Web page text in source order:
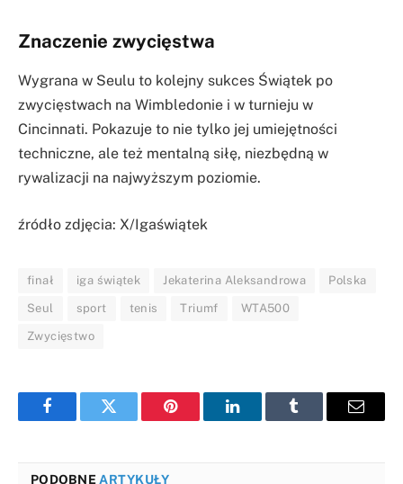
Znaczenie zwycięstwa
Wygrana w Seulu to kolejny sukces Świątek po
zwycięstwach na Wimbledonie i w turnieju w
Cincinnati. Pokazuje to nie tylko jej umiejętności
techniczne, ale też mentalną siłę, niezbędną w
rywalizacji na najwyższym poziomie.
źródło zdjęcia: X/Igaświątek
finał iga świątek Jekaterina Aleksandrowa Polska
Seul sport tenis Triumf WTA500
Zwycięstwo
FacebookTwitter Pinterest LinkedInTumblr Email
PODOBNE ARTYKUŁY